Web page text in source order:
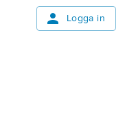
Logga in